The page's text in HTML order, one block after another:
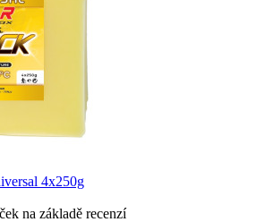
4x250g
na základě recenzí